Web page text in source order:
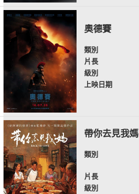
奧德賽
類別
片長
級別
上映日期
帶你去見我媽
類別
片長
級別